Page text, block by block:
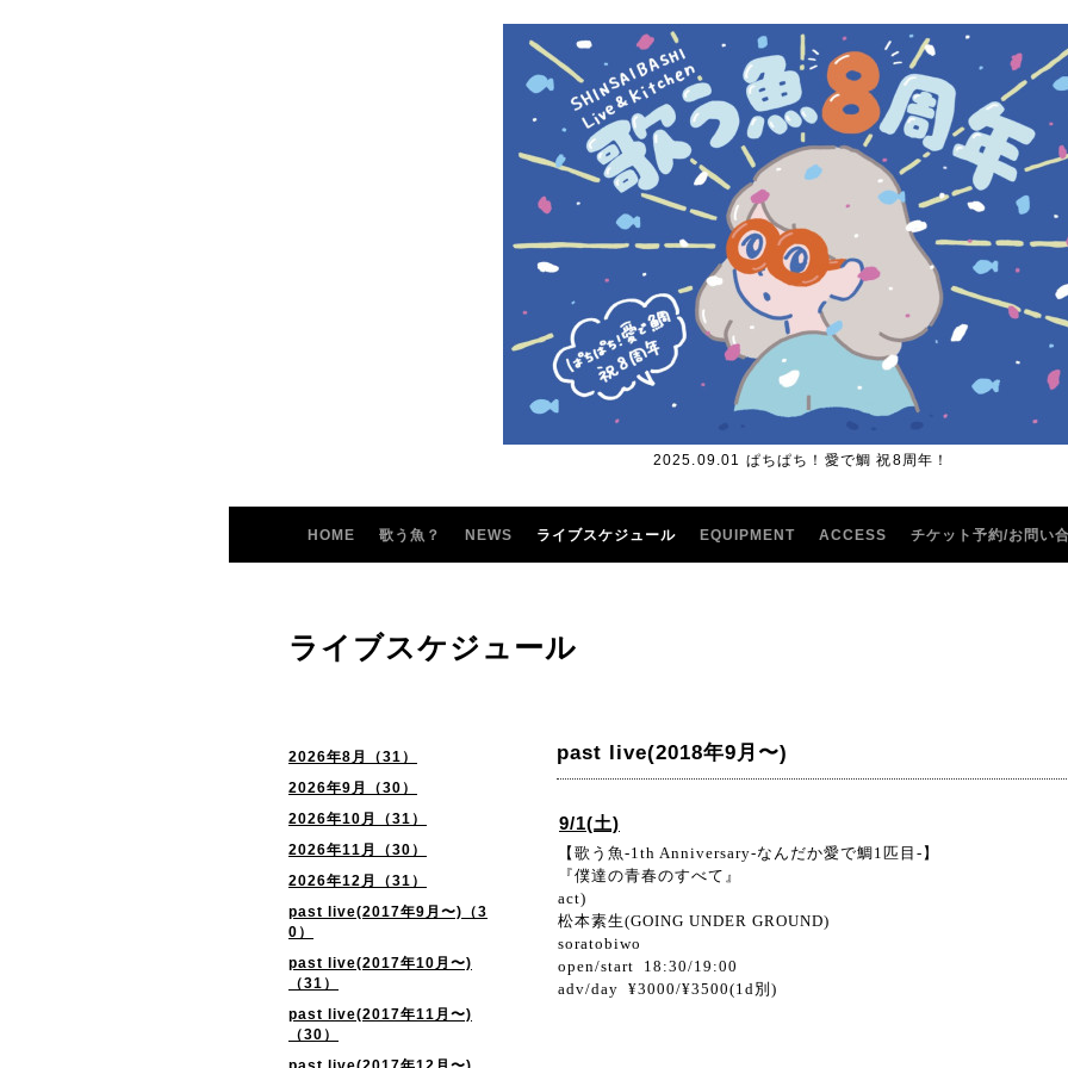
2025.09.01 ぱちぱち！愛で鯛 祝8周年！
HOME 歌う魚？ NEWS ライブスケジュール EQUIPMENT ACCESS チケット予約/お問い
2026年8月（31）
2026年9月（30）
2026年10月（31）
2026年11月（30）
2026年12月（31）
past live(2017年9月〜)（3
0）
past live(2017年10月〜)
（31）
past live(2017年11月〜)
（30）
ライブスケジュール
past live(2018年9月〜)
9/1(土)
【歌う魚-1th Anniversary-なんだか愛で鯛1匹目-】
『僕達の青春のすべて』
act)
松本素生(GOING UNDER GROUND)
soratobiwo
open/start 18:30/19:00
adv/day ¥3000/¥3500(1d別)